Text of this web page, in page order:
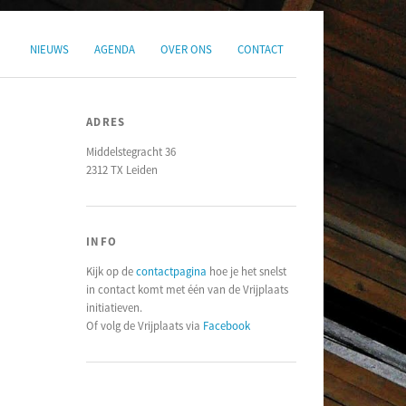
NIEUWS AGENDA OVER ONS CONTACT
ADRES
Middelstegracht 36
2312 TX Leiden
INFO
Kijk op decontactpagina hoe je het snelst
in contact komt met één van de Vrijplaats
initiatieven.
Of volg de Vrijplaats via Facebook